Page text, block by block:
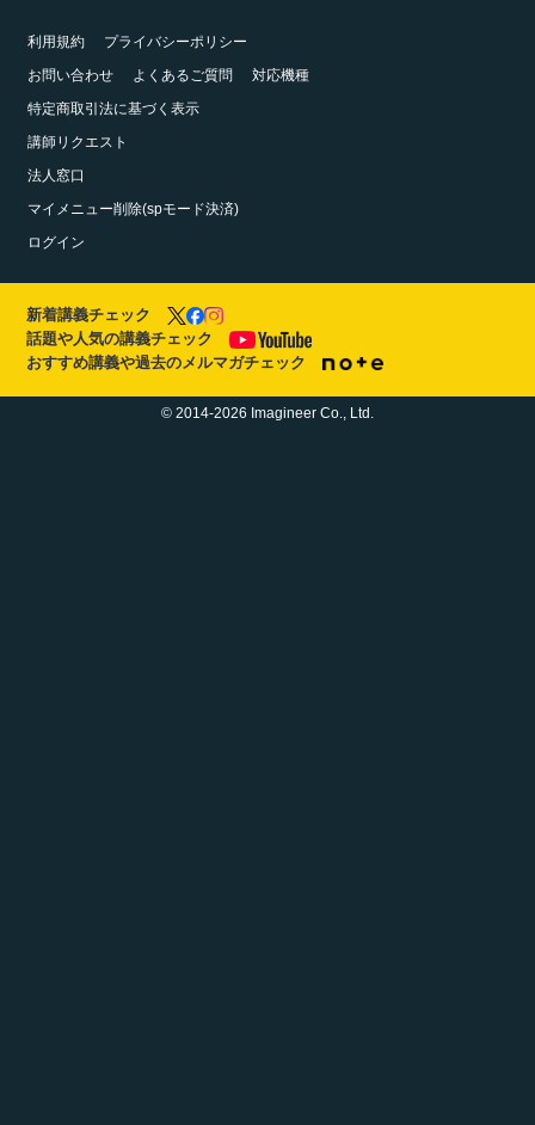
利用規約
プライバシーポリシー
お問い合わせ
よくあるご質問
対応機種
特定商取引法に基づく表示
講師リクエスト
法人窓口
マイメニュー削除(spモード決済)
ログイン
新着講義チェック
話題や人気の講義チェック
おすすめ講義や過去のメルマガチェック
© 2014-2026 Imagineer Co., Ltd.